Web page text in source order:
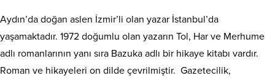
Aydın’da doğan aslen İzmir’li olan yazar İstanbul’da
yaşamaktadır. 1972 doğumlu olan yazarın Tol, Har ve Merhume
adlı romanlarının yanı sıra Bazuka adlı bir hikaye kitabı vardır.
Roman ve hikayeleri on dilde çevrilmiştir. Gazetecilik,